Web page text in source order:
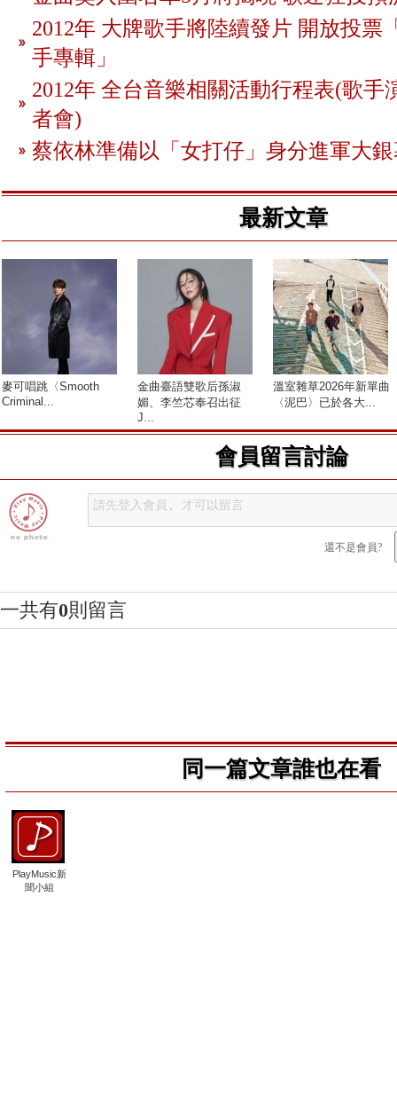
2012年 大牌歌手將陸續發片 開放投票
手專輯」
2012年 全台音樂相關活動行程表(歌手
者會)
蔡依林準備以「女打仔」身分進軍大
最新文章
麥可唱跳〈Smooth
Criminal...
金曲臺語雙歌后孫淑
媚、李竺芯奉召出征
J...
溫室雜草2026年新單曲
〈泥巴〉已於各大...
會員留言討論
還不是會員?
一共有0則留言
同一篇文章誰也在看
PlayMusic新
聞小組